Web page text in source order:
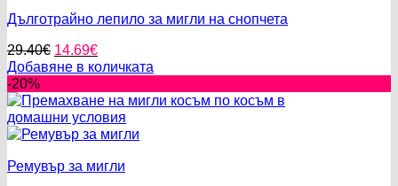
Дълготрайно лепило за мигли на снопчета
29.40€ Original
price
29.40€.
14.69€Текущата
цена
14.69€.
Добавяне в количката
-20%
Ремувър за мигли